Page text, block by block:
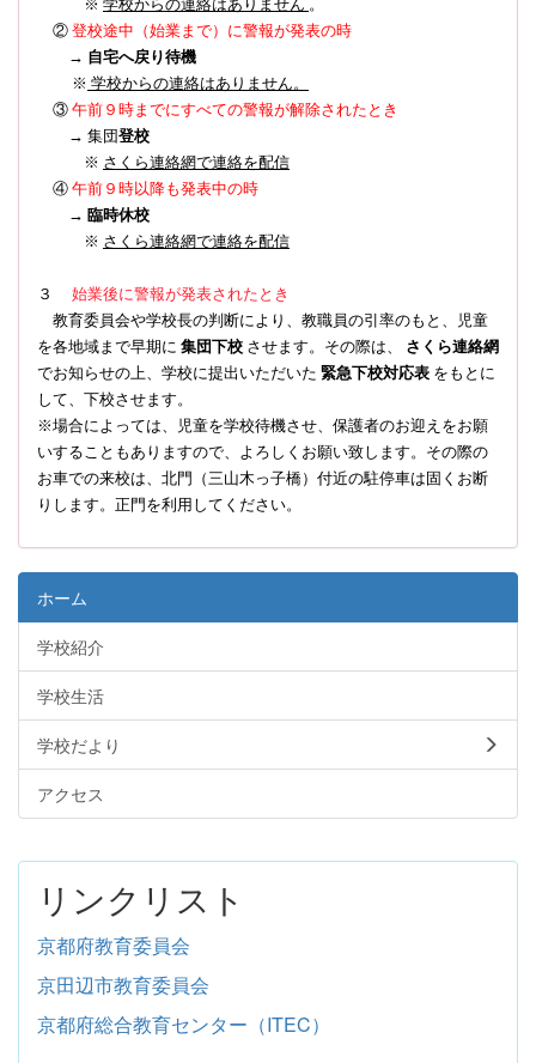
※ 学校からの連絡はありません 。
② 登校途中（始業まで）に警報が発表の時
→ 自宅へ戻り待機
※ 学校からの連絡はありません。
③ 午前９時までにすべての警報が解除されたとき
→ 集団登校
※ さくら連絡網で連絡を配信
④ 午前９時以降も発表中の時
→ 臨時休校
※ さくら連絡網で連絡を配信
３ 始業後に警報が発表されたとき
教育委員会や学校長の判断により、教職員の引率のもと、児童
を各地域まで早期に 集団下校 させます。その際は、 さくら連絡網
でお知らせの上、学校に提出いただいた 緊急下校対応表 をもとに
して、下校させます。
※場合によっては、児童を学校待機させ、保護者のお迎えをお願
いすることもありますので、よろしくお願い致します。その際の
お車での来校は、北門（三山木っ子橋）付近の駐停車は固くお断
りします。正門を利用してください。
ホーム
学校紹介
学校生活
学校だより
アクセス
リンクリスト
京都府教育委員会
京田辺市教育委員会
京都府総合教育センター（ITEC）